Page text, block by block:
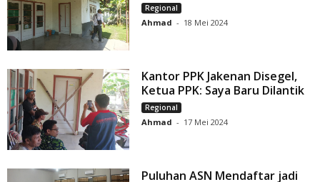
Regional
Ahmad - 18 Mei 2024
Kantor PPK Jakenan Disegel,
Ketua PPK: Saya Baru Dilantik
Regional
Ahmad - 17 Mei 2024
Puluhan ASN Mendaftar jadi